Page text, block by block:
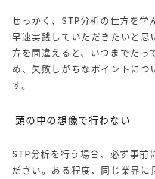
せっかく、STP分析の仕方を学
早速実践していただきたいと思
方を間違えると、いつまでたっ
め、失敗しがちなポイントにつ
す。
頭の中の想像で行わない
STP分析を行う場合、必ず事前
ださい。ある程度、同じ業界に